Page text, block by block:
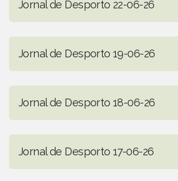
Jornal de Desporto 22-06-26
Jornal de Desporto 19-06-26
Jornal de Desporto 18-06-26
Jornal de Desporto 17-06-26